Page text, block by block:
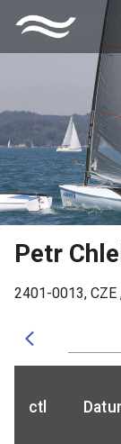
Petr
2401-0013, CZE
ctl